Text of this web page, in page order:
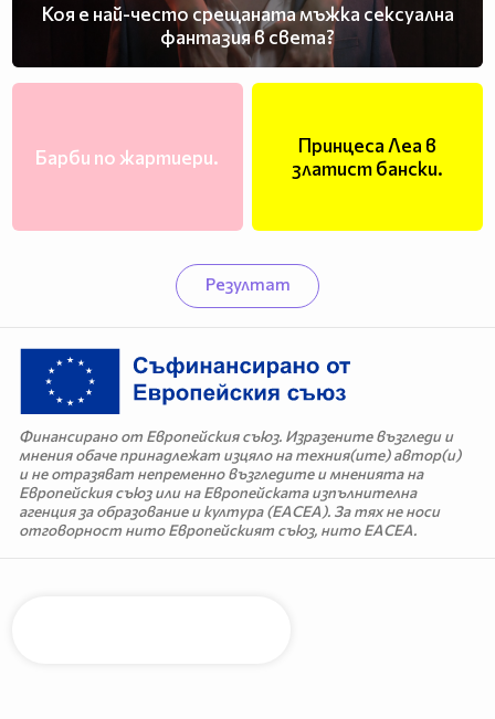
Коя е най-често срещаната мъжка сексуална
фантазия в света?
Барби по жартиери.
Принцеса Леа в
златист бански.
Резултат
Финансирано от Европейския съюз. Изразените възгледи и
мнения обаче принадлежат изцяло на техния(ите) автор(и)
и не отразяват непременно възгледите и мненията на
Европейския съюз или на Европейската изпълнителна
агенция за образование и култура (EACEA). За тях не носи
отговорност нито Европейският съюз, нито EACEA.